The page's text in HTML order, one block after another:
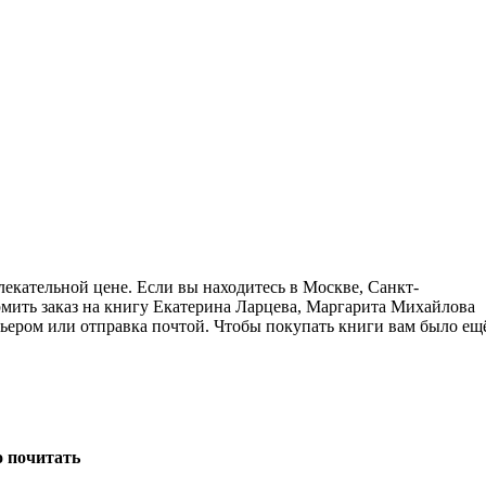
цене. Если вы находитесь в Москве, Санкт-
заказ на книгу Екатерина Ларцева, Маргарита Михайлова
или отправка почтой. Чтобы покупать книги вам было
почитать